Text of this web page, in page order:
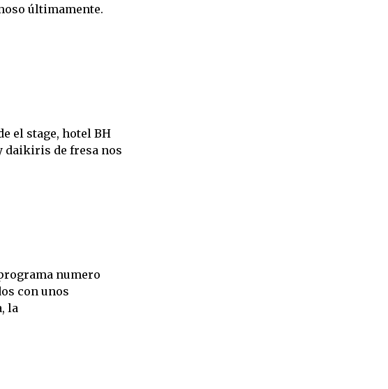
últimamente.
el stage, hotel BH
daikiris de fresa nos
numero
con unos
la